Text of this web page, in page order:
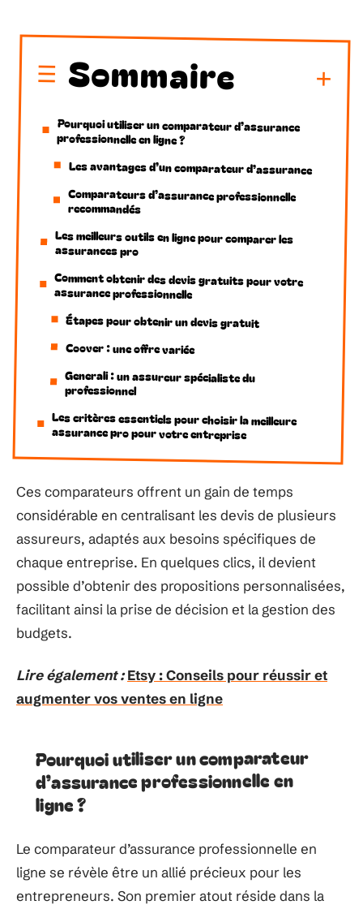
Sommaire
Pourquoi utiliser un comparateur d’assurance
professionnelle en ligne ?
Les avantages d’un comparateur d’assurance
Comparateurs d’assurance professionnelle
recommandés
Les meilleurs outils en ligne pour comparer les
assurances pro
Comment obtenir des devis gratuits pour votre
assurance professionnelle
Étapes pour obtenir un devis gratuit
Coover : une offre variée
Generali : un assureur spécialiste du
professionnel
Les critères essentiels pour choisir la meilleure
assurance pro pour votre entreprise
Ces comparateurs offrent un gain de temps
considérable en centralisant les devis de plusieurs
assureurs, adaptés aux besoins spécifiques de
chaque entreprise. En quelques clics, il devient
possible d’obtenir des propositions personnalisées,
facilitant ainsi la prise de décision et la gestion des
budgets.
Lire également : Etsy : Conseils pour réussir et
augmenter vos ventes en ligne
Pourquoi utiliser un comparateur
d’assurance professionnelle en
ligne ?
Le comparateur d’assurance professionnelle en
ligne se révèle être un allié précieux pour les
entrepreneurs. Son premier atout réside dans la